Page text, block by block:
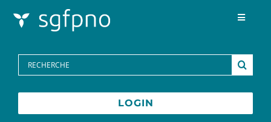
Toggle
Search
for:
LOGIN